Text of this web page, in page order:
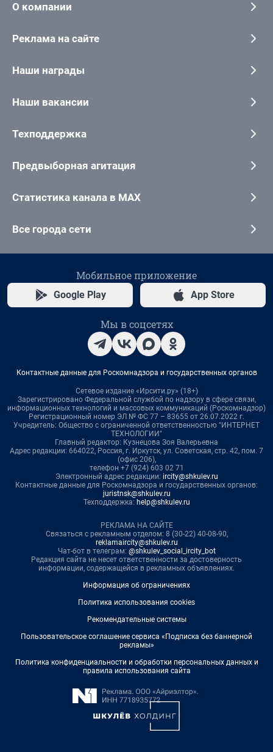
О компании
Реклама на сайте
Наши награды
Наши вакансии
Техподдержка
Предвыборная агитация
Статистика канала в MAX
Все города сети
Мобильное приложение
Google Play App Store
Мы в соцсетях
Контактные данные для Роскомнадзора и государственных органов
Сетевое издание «Ирсити.ру» (18+)
Зарегистрировано Федеральной службой по надзору в сфере связи,
информационных технологий и массовых коммуникаций (Роскомнадзор)
Регистрационный номер ЭЛ № ФС 77 – 83655 от 26.07.2022 г.
Учредитель: Общество с ограниченной ответственностью "ИНТЕРНЕТ
ТЕХНОЛОГИИ"
Главный редактор: Кузнецова Зоя Валерьевна
Адрес редакции: 664022, Россия, г. Иркутск, ул. Советская, стр. 42, пом. 7
(офис 206),
телефон +7 (924) 603 02 71
Электронный адрес редакции: ircity@shkulev.ru
Контактные данные для Роскомнадзора и государственных органов:
juristnsk@shkulev.ru
Техподдержка: help@shkulev.ru
РЕКЛАМА НА САЙТЕ
Связаться с рекламным отделом: 8 (30-22) 40-08-90,
reklamaircity@shkulev.ru
Чат-бот в телеграм: @shkulev_social_ircity_bot
Редакция сайта не несет ответственности за достоверность
информации, содержащейся в рекламных объявлениях.
Информация об ограничениях
Политика использования cookies
Рекомендательные системы
Пользовательское соглашение сервиса «Подписка без баннерной
рекламы»
Политика конфиденциальности и обработки персональных данных и
правила использования сайта